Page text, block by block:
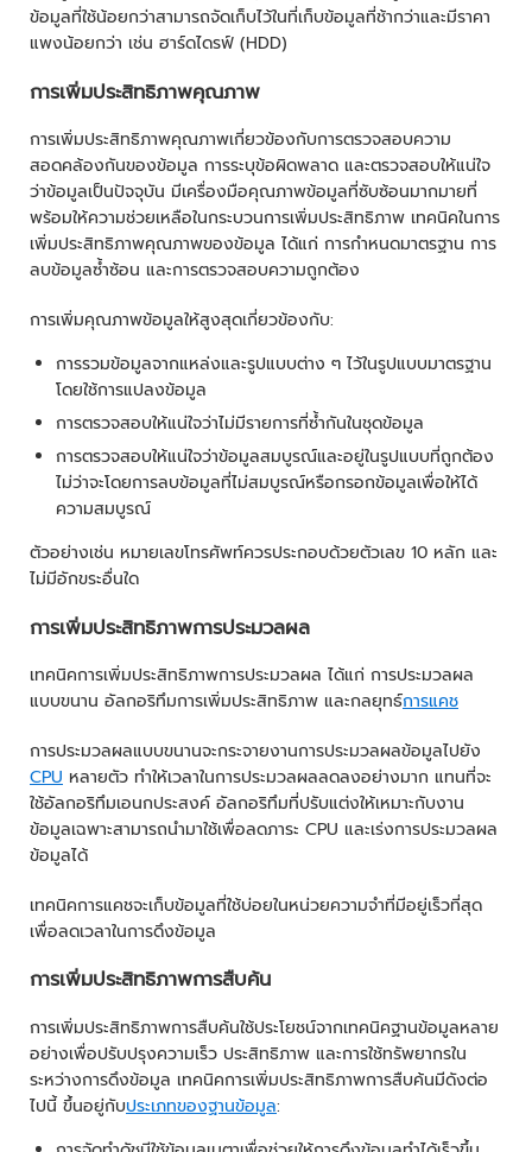
ข้อมูลที่ใช้น้อยกว่าสามารถจัดเก็บไว้ในที่เก็บข้อมูลที่ช้ากว่าและมีราคา
แพงน้อยกว่า เช่น ฮาร์ดไดรฟ์ (HDD)
การเพิ่มประสิทธิภาพคุณภาพ
การเพิ่มประสิทธิภาพคุณภาพเกี่ยวข้องกับการตรวจสอบความ
สอดคล้องกันของข้อมูล การระบุข้อผิดพลาด และตรวจสอบให้แน่ใจ
ว่าข้อมูลเป็นปัจจุบัน มีเครื่องมือคุณภาพข้อมูลที่ซับซ้อนมากมายที่
พร้อมให้ความช่วยเหลือในกระบวนการเพิ่มประสิทธิภาพ เทคนิคในการ
เพิ่มประสิทธิภาพคุณภาพของข้อมูล ได้แก่ การกำหนดมาตรฐาน การ
ลบข้อมูลซ้ำซ้อน และการตรวจสอบความถูกต้อง
การเพิ่มคุณภาพข้อมูลให้สูงสุดเกี่ยวข้องกับ:
การรวมข้อมูลจากแหล่งและรูปแบบต่าง ๆ ไว้ในรูปแบบมาตรฐาน
โดยใช้การแปลงข้อมูล
การตรวจสอบให้แน่ใจว่าไม่มีรายการที่ซ้ำกันในชุดข้อมูล
การตรวจสอบให้แน่ใจว่าข้อมูลสมบูรณ์และอยู่ในรูปแบบที่ถูกต้อง
ไม่ว่าจะโดยการลบข้อมูลที่ไม่สมบูรณ์หรือกรอกข้อมูลเพื่อให้ได้
ความสมบูรณ์
ตัวอย่างเช่น หมายเลขโทรศัพท์ควรประกอบด้วยตัวเลข 10 หลัก และ
ไม่มีอักขระอื่นใด
การเพิ่มประสิทธิภาพการประมวลผล
เทคนิคการเพิ่มประสิทธิภาพการประมวลผล ได้แก่ การประมวลผล
แบบขนาน อัลกอริทึมการเพิ่มประสิทธิภาพ และกลยุทธ์การแคช
การประมวลผลแบบขนานจะกระจายงานการประมวลผลข้อมูลไปยัง
CPU หลายตัว ทำให้เวลาในการประมวลผลลดลงอย่างมาก แทนที่จะ
ใช้อัลกอริทึมเอนกประสงค์ อัลกอริทึมที่ปรับแต่งให้เหมาะกับงาน
ข้อมูลเฉพาะสามารถนำมาใช้เพื่อลดภาระ CPU และเร่งการประมวลผล
ข้อมูลได้
เทคนิคการแคชจะเก็บข้อมูลที่ใช้บ่อยในหน่วยความจำที่มีอยู่เร็วที่สุด
เพื่อลดเวลาในการดึงข้อมูล
การเพิ่มประสิทธิภาพการสืบค้น
การเพิ่มประสิทธิภาพการสืบค้นใช้ประโยชน์จากเทคนิคฐานข้อมูลหลาย
อย่างเพื่อปรับปรุงความเร็ว ประสิทธิภาพ และการใช้ทรัพยากรใน
ระหว่างการดึงข้อมูล เทคนิคการเพิ่มประสิทธิภาพการสืบค้นมีดังต่อ
ไปนี้ ขึ้นอยู่กับประเภทของฐานข้อมูล: